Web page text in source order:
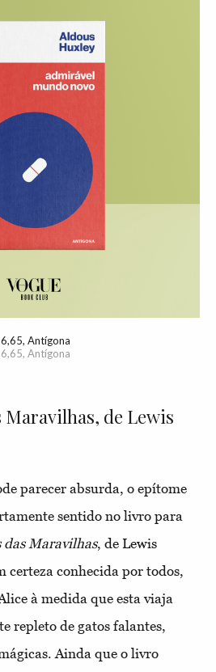
Antígona
Antígona
Maravilhas, de Lewis
parecer absurda, o epítome
sentido no livro para
das Maravilhas, de Lewis
certeza conhecida por todos,
à medida que esta viaja
repleto de gatos falantes,
Ainda que o livro